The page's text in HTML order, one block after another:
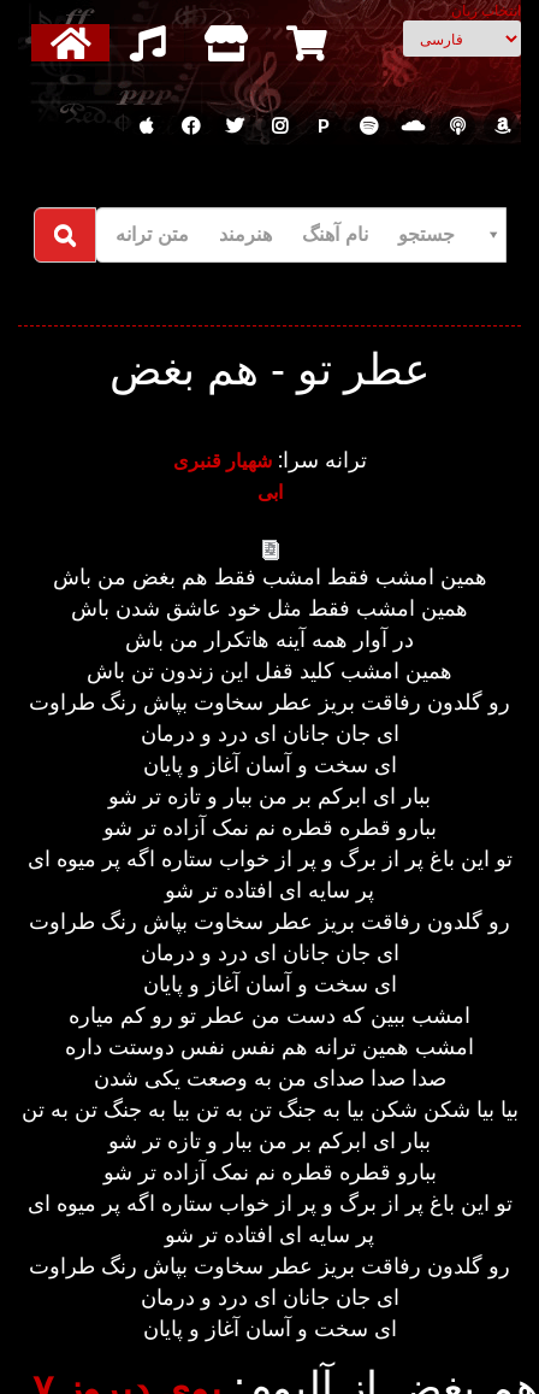
انتخاب زبان
P
جستجو نام آهنگ هنرمند متن ترانه
عطر تو - هم بغض
ترانه سرا:شهیار قنبری
ابی
همین امشب فقط امشب فقط هم بغض من باش
همین امشب فقط مثل خود عاشق شدن باش
در آوار همه آینه هاتکرار من باش
همین امشب کلید قفل این زندون تن باش
رو گلدون رفاقت بریز عطر سخاوت بپاش رنگ طراوت
ای جان جانان ای درد و درمان
ای سخت و آسان آغاز و پایان
ببار ای ابرکم بر من ببار و تازه تر شو
ببارو قطره قطره نم نمک آزاده تر شو
تو این باغ پر از برگ و پر از خواب ستاره اگه پر میوه ای
پر سایه ای افتاده تر شو
رو گلدون رفاقت بریز عطر سخاوت بپاش رنگ طراوت
ای جان جانان ای درد و درمان
ای سخت و آسان آغاز و پایان
امشب ببین که دست من عطر تو رو کم میاره
امشب همین ترانه هم نفس نفس دوستت داره
صدا صدا صدای من به وصعت یکی شدن
بیا بیا شکن شکن بیا به جنگ تن به تن بیا به جنگ تن به تن
ببار ای ابرکم بر من ببار و تازه تر شو
ببارو قطره قطره نم نمک آزاده تر شو
تو این باغ پر از برگ و پر از خواب ستاره اگه پر میوه ای
پر سایه ای افتاده تر شو
رو گلدون رفاقت بریز عطر سخاوت بپاش رنگ طراوت
ای جان جانان ای درد و درمان
ای سخت و آسان آغاز و پایان